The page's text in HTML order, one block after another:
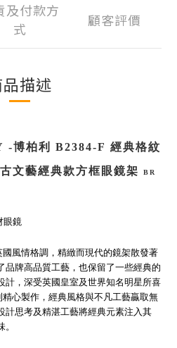
及付款方
式
顧客評價
描述
-博柏利 B2384-F 經典格紋
文藝經典款方框眼鏡架 BR
眼鏡
風情格調，精緻而現代的鏡架散發著
品牌高品質工藝，也保留了一些經典的
計，深受英國皇室及世界知名明星所喜
心製作，經典風格與不凡工藝贏取無
計思考及精湛工藝將經典元素注入其